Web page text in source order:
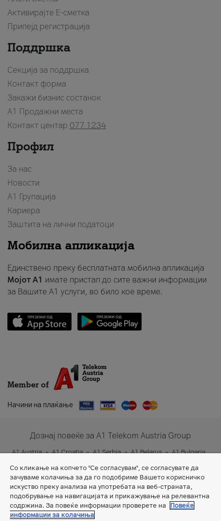
Активирајте Е-сметка
Припејд регистрација
Поддршка
Секција за поддршка
Контакт форма
Закажи бизнис состанок
A1 Продажни места
Контакт центар 077 1234
Профил
За нас
Новости
А1 Групација
Кариера
Заштита на лични податоци
Мобилна апликација
Единствено преку бесплатната мобилна апликација
Мојот A1 имате пристап до сите важни информации
за Вашите A1 услуги, во било кое време.
Member of
Начини на плаќање
Дознај повеќе за A1 Telekom Austria Group
A1 Austria A1 Croatia A1 Serbia A1 Belarus
A1 Bulgaria
A1 Slovenia
A1 Digital
Со кликање на копчето "Се согласувам", се согласувате да
зачуваме колачиња за да го подобриме Вашето корисничко
искуство преку анализа на употребата на веб-страната,
подобрување на навигацијата и прикажување на релевантна
содржина. За повеќе информации проверете на
Повеќе
информации за колачиња